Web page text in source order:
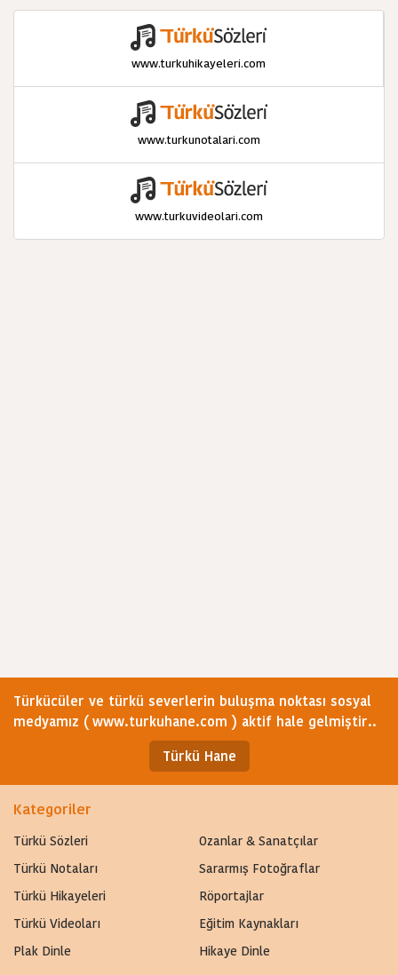
www.turkuhikayeleri.com
www.turkunotalari.com
www.turkuvideolari.com
Türkücüler ve türkü severlerin buluşma noktası sosyal
medyamız ( www.turkuhane.com ) aktif hale gelmiştir..
Türkü Hane
Kategoriler
Türkü Sözleri
Ozanlar & Sanatçılar
Türkü Notaları
Sararmış Fotoğraflar
Türkü Hikayeleri
Röportajlar
Türkü Videoları
Eğitim Kaynakları
Plak Dinle
Hikaye Dinle